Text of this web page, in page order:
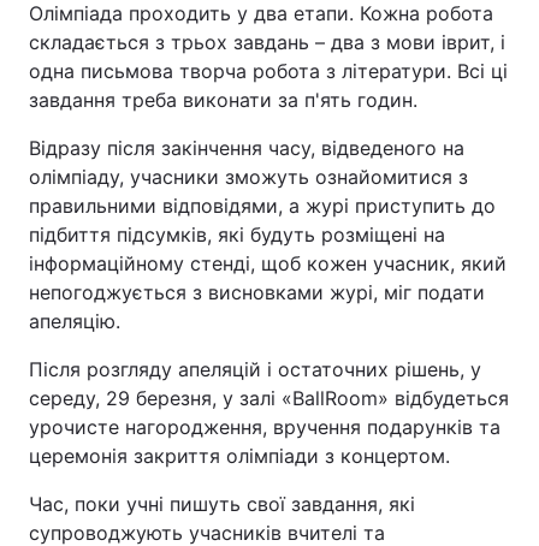
Олімпіада проходить у два етапи. Кожна робота
складається з трьох завдань – два з мови іврит, і
одна письмова творча робота з літератури. Всі ці
завдання треба виконати за п'ять годин.
Відразу після закінчення часу, відведеного на
олімпіаду, учасники зможуть ознайомитися з
правильними відповідями, а журі приступить до
підбиття підсумків, які будуть розміщені на
інформаційному стенді, щоб кожен учасник, який
непогоджується з висновками журі, міг подати
апеляцію.
Після розгляду апеляцій і остаточних рішень, у
середу, 29 березня, у залі «BallRoom» відбудеться
урочисте нагородження, вручення подарунків та
церемонія закриття олімпіади з концертом.
Час, поки учні пишуть свої завдання, які
супроводжують учасників вчителі та